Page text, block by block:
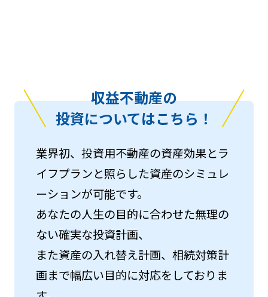
収益不動産の
投資についてはこちら！
業界初、投資用不動産の資産効果とラ
イフプランと照らした資産のシミュレ
ーションが可能です。
あなたの人生の目的に合わせた無理の
ない確実な投資計画、
また資産の入れ替え計画、相続対策計
画まで幅広い目的に対応をしておりま